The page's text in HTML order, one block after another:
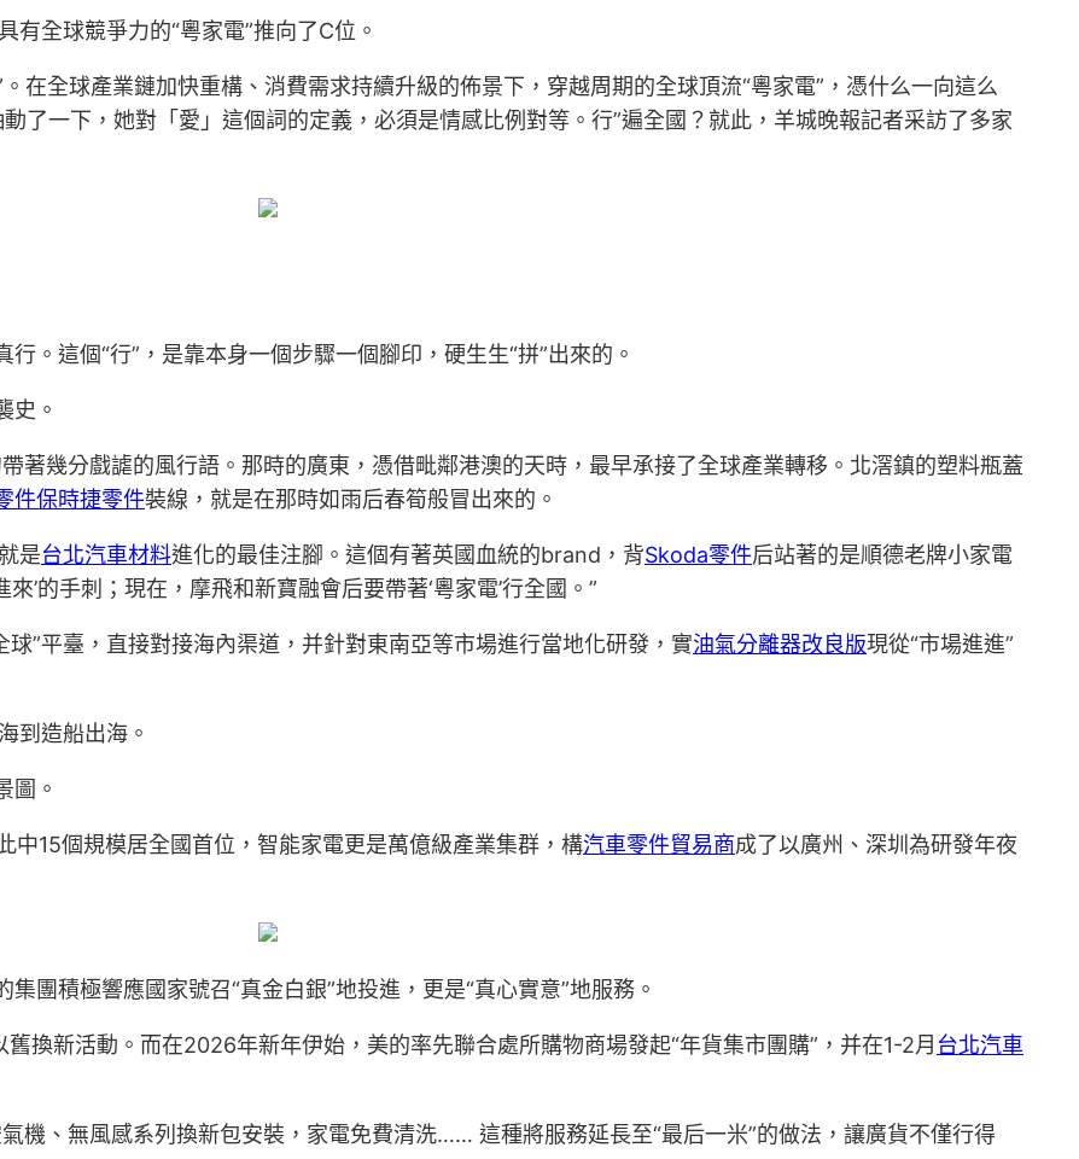
有全球競爭力的“粵家電”推向了C位。
在全球產業鏈加快重構、消費需求持續升級的佈景下，穿越周期的全球頂流“粵家電”，憑什么一向這么
了一下，她對「愛」這個詞的定義，必須是情感比例對等。行”遍全國？就此，羊城晚報記者采訪了多家
。這個“行”，是靠本身一個步驟一個腳印，硬生生“拼”出來的。
史。
著幾分戲謔的風行語。那時的廣東，憑借毗鄰港澳的天時，最早承接了全球產業轉移。北滘鎮的塑料瓶蓋
件保時捷零件裝線，就是在那時如雨后春筍般冒出來的。
是台北汽車材料進化的最佳注腳。這個有著英國血統的brand，背Skoda零件后站著的是順德老牌小家電
來’的手刺；現在，摩飛和新寶融會后要帶著‘粵家電’行全國。”
”平臺，直接對接海內渠道，并針對東南亞等市場進行當地化研發，實油氣分離器改良版現從“市場進進”
到造船出海。
圖。
中15個規模居全國首位，智能家電更是萬億級產業集群，構汽車零件貿易商成了以廣州、深圳為研發年夜
團積極響應國家號召“真金白銀”地投進，更是“真心實意”地服務。
換新活動。而在2026年新年伊始，美的率先聯合處所購物商場發起“年貨集市團購”，并在1-2月 台北汽車
機、無風感系列換新包安裝，家電免費清洗…… 這種將服務延長至“最后一米”的做法，讓廣貨不僅行得